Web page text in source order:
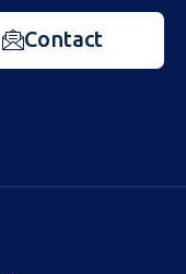
Contact